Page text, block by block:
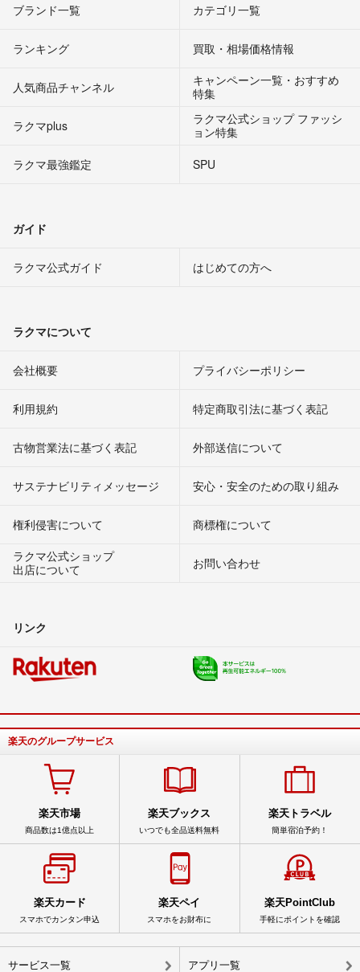
ブランド一覧 カテゴリ一覧
ランキング 買取・相場価格情報
人気商品チャンネル
キャンペーン一覧・おすすめ
特集
ラクマplus
ラクマ公式ショップ ファッシ
ョン特集
ラクマ最強鑑定
SPU
ガイド
ラクマ公式ガイド はじめての方へ
ラクマについて
会社概要 プライバシーポリシー
利用規約 特定商取引法に基づく表記
古物営業法に基づく表記 外部送信について
サステナビリティメッセージ 安心・安全のための取り組み
権利侵害について
商標権について
ラクマ公式ショップ
出店について
お問い合わせ
リンク
楽天のグループサービス
楽天市場
商品数は1億点以上
楽天ブックス
いつでも全品送料無料
楽天トラベル
簡単宿泊予約！
楽天カード
スマホでカンタン申込
楽天ペイ
スマホをお財布に
楽天PointClub
手軽にポイントを確認
サービス一覧 アプリ一覧